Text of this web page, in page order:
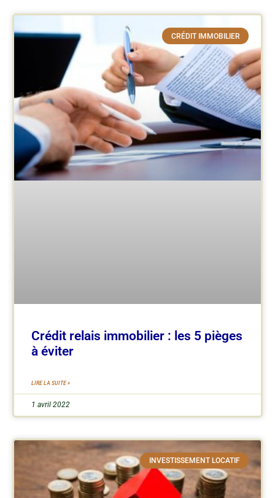
CRÉDIT IMMOBILIER
Crédit relais immobilier : les 5 pièges
à éviter
LIRE LA SUITE »
1 avril 2022
INVESTISSEMENT LOCATIF